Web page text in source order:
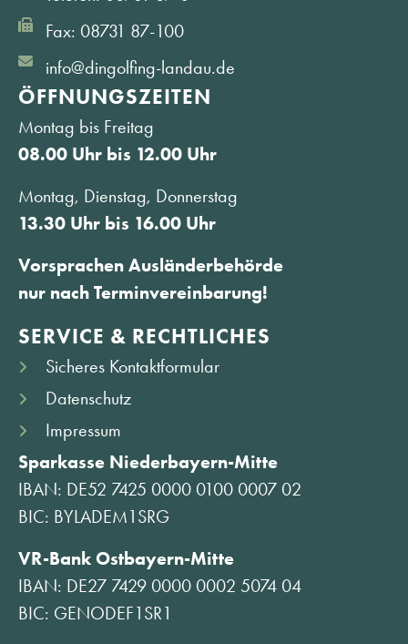
Fax: 08731 87-100
info@dingolfing-landau.de
ÖFFNUNGS­ZEITEN
Montag bis Freitag
08.00 Uhr bis 12.00 Uhr
Montag, Dienstag, Donnerstag
13.30 Uhr bis 16.00 Uhr
Vorsprachen Ausländerbehörde
nur nach Terminvereinbarung!
SERVICE & RECHTLICHES
Sicheres Kontaktformular
Datenschutz
Impressum
Sparkasse Niederbayern-Mitte
IBAN: DE52 7425 0000 0100 0007 02
BIC: BYLADEM1SRG
VR-Bank Ostbayern-Mitte
IBAN: DE27 7429 0000 0002 5074 04
BIC: GENODEF1SR1